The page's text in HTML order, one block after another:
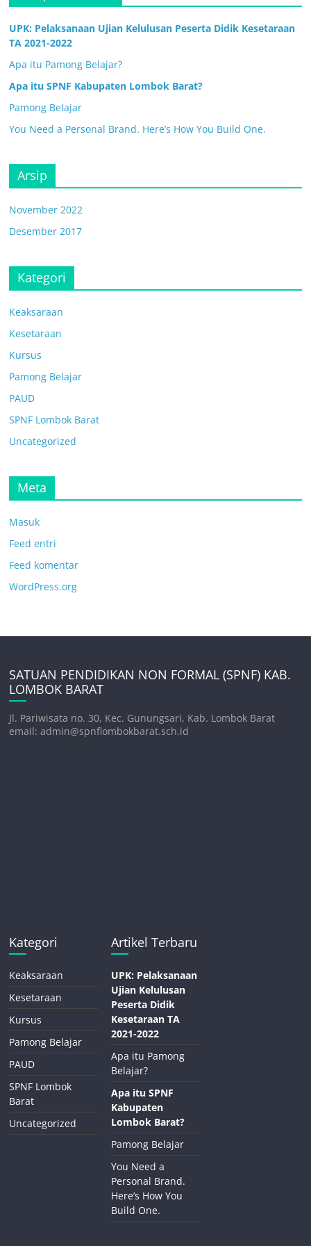
UPK: Pelaksanaan Ujian Kelulusan Peserta Didik Kesetaraan
TA 2021-2022
Apa itu Pamong Belajar?
Apa itu SPNF Kabupaten Lombok Barat?
Pamong Belajar
You Need a Personal Brand. Here’s How You Build One.
Arsip
November 2022
Desember 2017
Kategori
Keaksaraan
Kesetaraan
Kursus
Pamong Belajar
PAUD
SPNF Lombok Barat
Uncategorized
Meta
Masuk
Feed entri
Feed komentar
WordPress.org
SATUAN PENDIDIKAN NON FORMAL (SPNF) KAB.
LOMBOK BARAT
Jl. Pariwisata no. 30, Kec. Gunungsari, Kab. Lombok Barat
email: admin@spnflombokbarat.sch.id
Kategori
Keaksaraan
Kesetaraan
Kursus
Pamong Belajar
PAUD
SPNF Lombok
Barat
Uncategorized
Artikel Terbaru
UPK: Pelaksanaan
Ujian Kelulusan
Peserta Didik
Kesetaraan TA
2021-2022
Apa itu Pamong
Belajar?
Apa itu SPNF
Kabupaten
Lombok Barat?
Pamong Belajar
You Need a
Personal Brand.
Here’s How You
Build One.